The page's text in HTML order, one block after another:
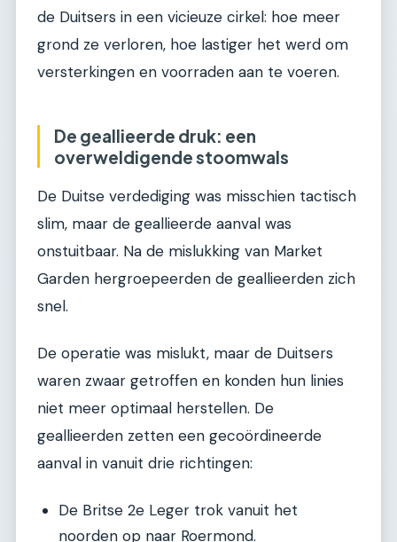
de Duitsers in een vicieuze cirkel: hoe meer
grond ze verloren, hoe lastiger het werd om
versterkingen en voorraden aan te voeren.
De geallieerde druk: een
overweldigende stoomwals
De Duitse verdediging was misschien tactisch
slim, maar de geallieerde aanval was
onstuitbaar. Na de mislukking van Market
Garden hergroepeerden de geallieerden zich
snel.
De operatie was mislukt, maar de Duitsers
waren zwaar getroffen en konden hun linies
niet meer optimaal herstellen. De
geallieerden zetten een gecoördineerde
aanval in vanuit drie richtingen:
De Britse 2e Leger trok vanuit het
noorden op naar Roermond.